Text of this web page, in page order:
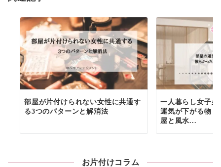
部屋が片付けられない女性に共通す
る3つのパターンと解消法
一人暮らし女子
運気が下がる物
屋と風水...
お片付けコラム